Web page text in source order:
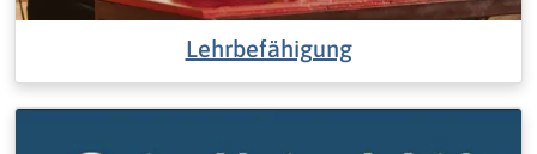
Lehrbefähigung